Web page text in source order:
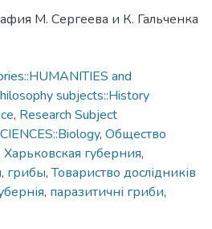
М. Сергеева и К. Гальченка
and
subjects::History
, Research Subject
, Общество
Харьковская губерния,
, грибы,Товариство дослідників
, паразитичні гриби,